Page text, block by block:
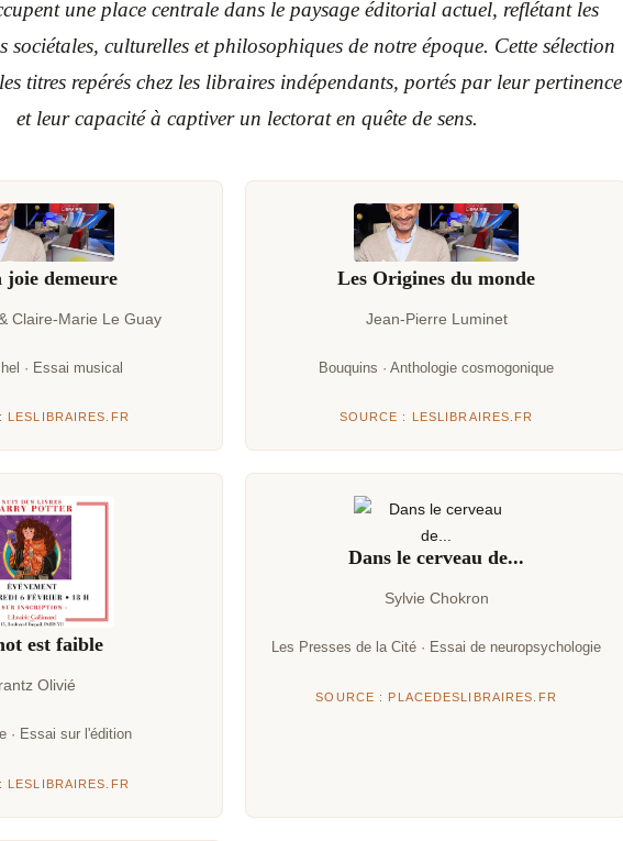
une place centrale dans le paysage éditorial actuel, reflétant les
sociétales, culturelles et philosophiques de notre époque. Cette sélection
titres repérés chez les libraires indépendants, portés par leur pertinence
et leur capacité à captiver un lectorat en quête de sens.
joie demeure
Claire-Marie Le Guay
· Essai musical
LESLIBRAIRES.FR
Les Origines du monde
Jean-Pierre Luminet
Bouquins · Anthologie cosmogonique
SOURCE : LESLIBRAIRES.FR
est faible
Olivié
· Essai sur l'édition
LESLIBRAIRES.FR
Dans le cerveau de...
Sylvie Chokron
Les Presses de la Cité · Essai de neuropsychologie
SOURCE : PLACEDESLIBRAIRES.FR